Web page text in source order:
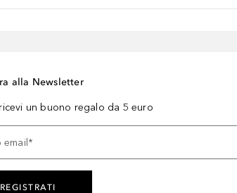
alla Newsletter
un buono regalo da 5 euro
email *
REGISTRATI